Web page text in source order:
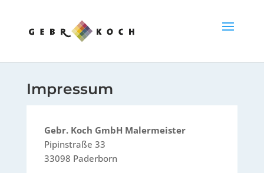
Impressum
Gebr. Koch GmbH Malermeister
Pipinstraße 33
33098 Paderborn